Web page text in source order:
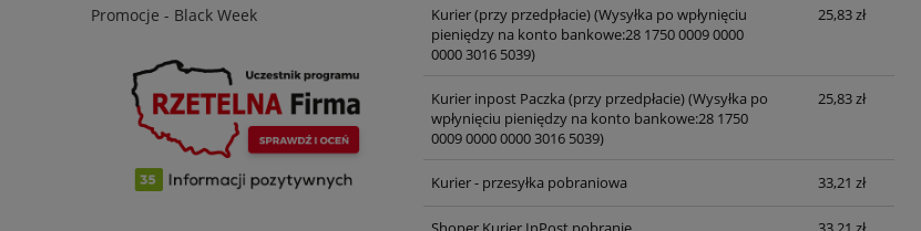
Promocje - Black Week
Kurier (przy przedpłacie)(Wysyłka po wpłynięciu
pieniędzy na konto bankowe:28 1750 0009 0000
0000 3016 5039)
25,83 zł
Kurier inpost Paczka (przy przedpłacie)(Wysyłka po
wpłynięciu pieniędzy na konto bankowe:28 1750
0009 0000 0000 3016 5039)
25,83 zł
Kurier - przesyłka pobraniowa 33,21 zł